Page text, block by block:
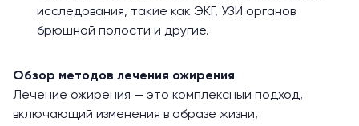
исследования, такие как ЭКГ, УЗИ органов
брюшной полости и другие.
Обзор методов лечения ожирения
Лечение ожирения — это комплексный подход,
включающий изменения в образе жизни,